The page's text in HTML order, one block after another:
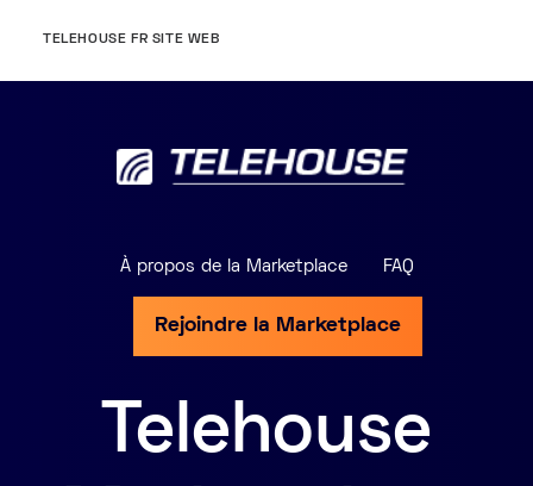
TELEHOUSE FR SITE WEB
À propos de la Marketplace FAQ
Rejoindre la Marketplace
Telehouse